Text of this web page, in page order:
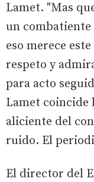
Lamet. "Mas
un combatiente
eso merece
respeto y
para acto
Lamet coincide
aliciente del
ruido. El
El director del